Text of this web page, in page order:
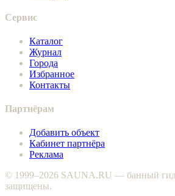
Сервис
Каталог
Журнал
Города
Избранное
Контакты
Партнёрам
Добавить объект
Кабинет партнёра
Реклама
© 1999–2026 SAUNA.RU — банный
защищены.